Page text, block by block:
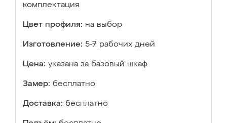
комплектация
Цвет профиля: на выбор
Изготовление: 5-7 рабочих дней
Цена: указана за базовый шкаф
Замер: бесплатно
Доставка: бесплатно